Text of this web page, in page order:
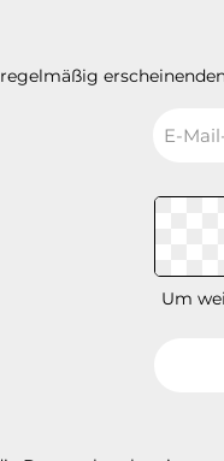
Mail-
*
Um